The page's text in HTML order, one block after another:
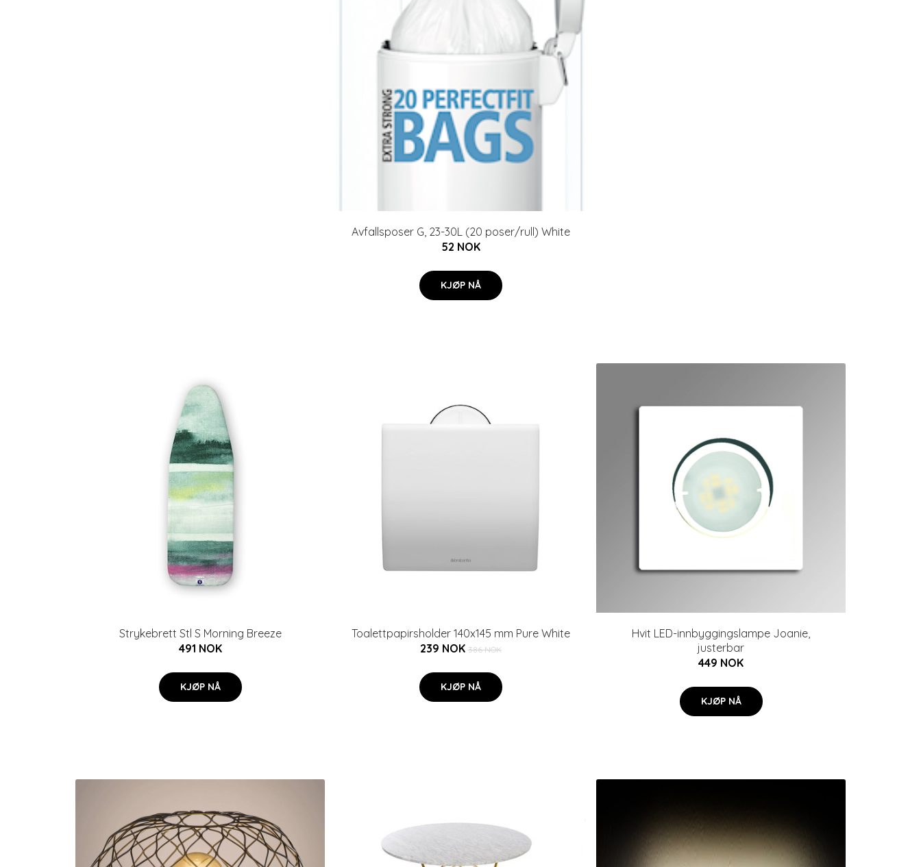
Avfallsposer G, 23-30L (20 poser/rull) White
52 NOK
KJØP NÅ
Strykebrett Stl S Morning Breeze
491 NOK
KJØP NÅ
Toalettpapirsholder 140x145 mm Pure White
239 NOK 386 NOK
KJØP NÅ
Hvit LED-innbyggingslampe Joanie,
justerbar
449 NOK
KJØP NÅ